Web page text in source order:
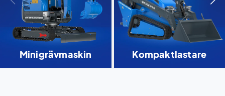
Minigrävmaskin Kompaktlastare